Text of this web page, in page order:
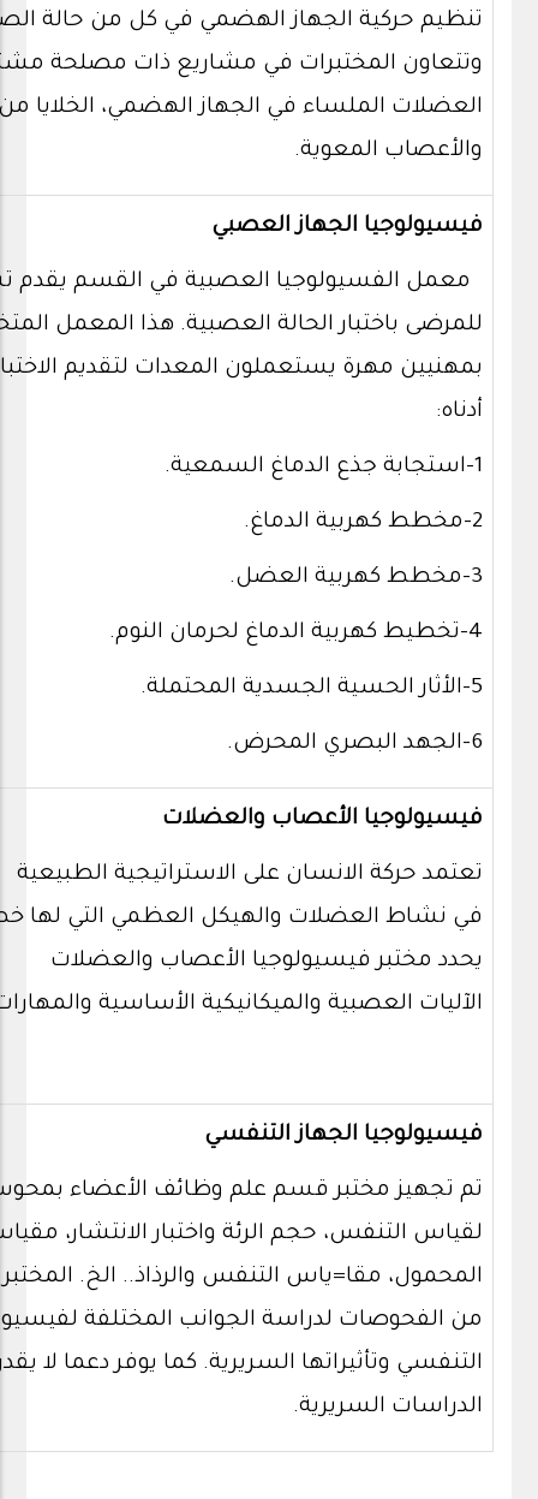
تنظيم حركية الجهاز الهضمي في كل من حالة
وتتعاون المختبرات في مشاريع ذات مصلحة
العضلات الملساء في الجهاز الهضمي، الخلايا من
والأعصاب المعوية.
فيسيولوجيا الجهاز العصبي
معمل الفسيولوجيا العصبية في القسم
للمرضى باختبار الحالة العصبية. هذا المعمل
بمهنيين مهرة يستعملون المعدات لتقديم
أدناه:
1-استجابة جذع الدماغ السمعية.
2-مخطط كهربية الدماغ.
3-مخطط كهربية العضل.
4-تخطيط كهربية الدماغ لحرمان النوم.
5-الأثار الحسية الجسدية المحتملة.
6-الجهد البصري المحرض.
فيسيولوجيا الأعصاب والعضلات
تعتمد حركة الانسان على الاستراتيجية الطبيعية
في نشاط العضلات والهيكل العظمي التي لها
يحدد مختبر فيسيولوجيا الأعصاب والعضلات
الآليات العصبية والميكانيكية الأساسية
فيسيولوجيا الجهاز التنفسي
تم تجهيز مختبر قسم علم وظائف الأعضاء
لقياس التنفس، حجم الرئة واختبار الانتشار،
المحمول، مقا=ياس التنفس والرذاذ.. الخ.
من الفحوصات لدراسة الجوانب المختلفة
التنفسي وتأثيراتها السريرية. كما يوفر دعما لا
الدراسات السريرية.